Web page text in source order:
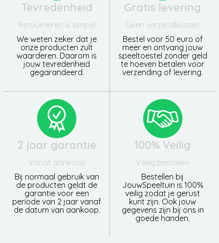
Tevredenheid
Retourneren is simpel
We weten zeker dat je
onze producten zult
waarderen. Daarom is
jouw tevredenheid
gegarandeerd.
Gratis levering
Geen verzendkosten
Bestel voor 50 euro of
meer en ontvang jouw
speeltoestel zonder geld
te hoeven betalen voor
verzending of levering.
2 jaar garantie
Vanaf aankoop
Bij normaal gebruik van
de producten geldt de
garantie voor een
periode van 2 jaar vanaf
de datum van aankoop.
100% Veilig
Veilig bestellen
Bestellen bij
JouwSpeeltuin is 100%
veilig zodat je gerust
kunt zijn. Ook jouw
gegevens zijn bij ons in
goede handen.